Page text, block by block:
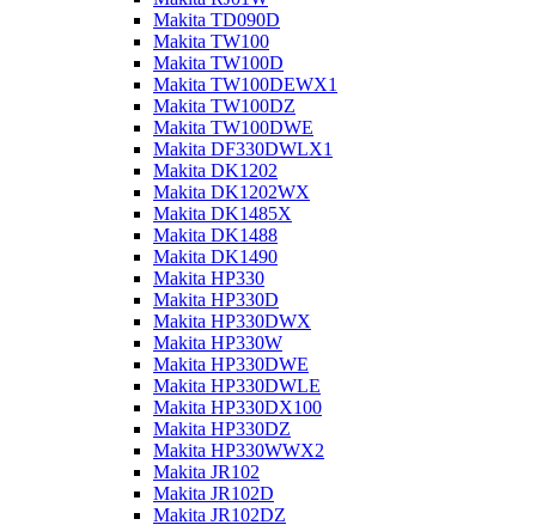
Makita TD090D
Makita TW100
Makita TW100D
Makita TW100DEWX1
Makita TW100DZ
Makita TW100DWE
Makita DF330DWLX1
Makita DK1202
Makita DK1202WX
Makita DK1485X
Makita DK1488
Makita DK1490
Makita HP330
Makita HP330D
Makita HP330DWX
Makita HP330W
Makita HP330DWE
Makita HP330DWLE
Makita HP330DX100
Makita HP330DZ
Makita HP330WWX2
Makita JR102
Makita JR102D
Makita JR102DZ